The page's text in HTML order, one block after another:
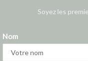
Soyez les
Nom